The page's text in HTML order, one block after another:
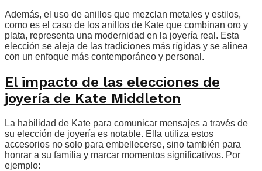
Además, el uso de anillos que mezclan metales y estilos,
como es el caso de los anillos de Kate que combinan oro y
plata, representa una modernidad en la joyería real. Esta
elección se aleja de las tradiciones más rígidas y se alinea
con un enfoque más contemporáneo y personal.
El impacto de las elecciones de
joyería de Kate Middleton
La habilidad de Kate para comunicar mensajes a través de
su elección de joyería es notable. Ella utiliza estos
accesorios no solo para embellecerse, sino también para
honrar a su familia y marcar momentos significativos. Por
ejemplo: